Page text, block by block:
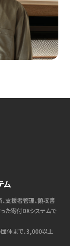
ム
支援者管理、領収書
た寄付DXシステムで
体まで、3,000以上